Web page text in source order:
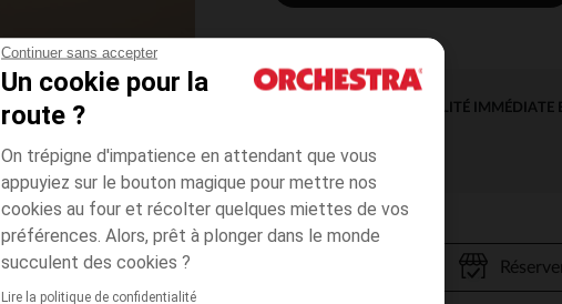
Continuer sans accepter
Un cookie pour la
route ?
On trépigne d'impatience en attendant que vous
appuyiez sur le bouton magique pour mettre nos
cookies au four et récolter quelques miettes de vos
préférences. Alors, prêt à plonger dans le monde
succulent des cookies ?
Lire la politique de confidentialité
DISPONIBILITÉ IMMÉDIATE